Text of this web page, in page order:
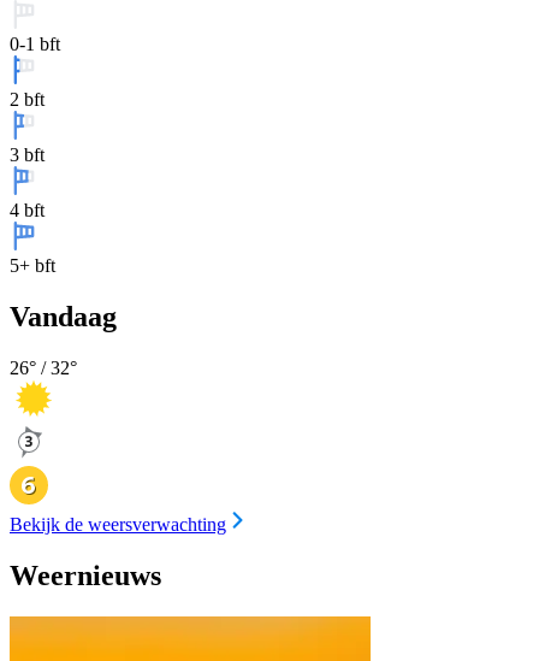
0-1 bft
2 bft
3 bft
4 bft
5+ bft
Vandaag
26° /32°
Bekijk de weersverwachting
Weernieuws